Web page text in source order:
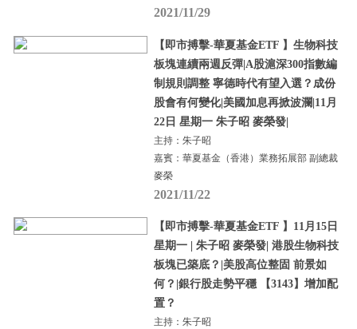
2021/11/29
【即市搏擊-華夏基金ETF 】生物科技
板塊連續兩週反彈|A股滬深300指數編
制規則調整 寧德時代有望入選？成份
股會有何變化|美國加息再掀波瀾|11月
22日 星期一 朱子昭 麥榮發|
主持：朱子昭
嘉賓：華夏基金（香港）業務拓展部 副總裁
麥榮
2021/11/22
【即市搏擊-華夏基金ETF 】11月15日
星期一 | 朱子昭 麥榮發| 港股生物科技
板塊已築底？|美股高位整固 前景如
何？|銀行股走勢平穩 【3143】增加配
置？
主持：朱子昭